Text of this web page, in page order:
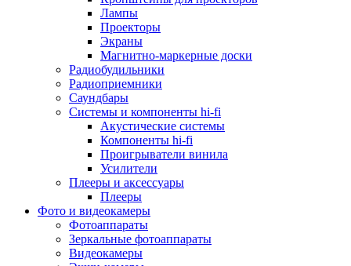
Прочие аксессуары для тв
Пульты ду
Тв антенны
Цифровые тв ресиверы
Профессиональные панели
Смартфоны и планшеты
Смартфоны
Планшетные устройства
Смарт-часы
Сотовые телефоны
Планшеты для рисования
Электронные книги
Аксессуары для смартфонов и планшетов
Внешние аккумуляторы
Гарнитуры для телефонов
Держатели и подставки
Док станции
Зарядные устройства
Лампы
Проекторы
Экраны
Магнитно-маркерные доски
Радиобудильники
Радиоприемники
Саундбары
Системы и компоненты hi-fi
Акустические системы
Компоненты hi-fi
Проигрыватели винила
Усилители
Плееры и аксессуары
Плееры
Фото и видеокамеры
Фотоаппараты
Зеркальные фотоаппараты
Видеокамеры